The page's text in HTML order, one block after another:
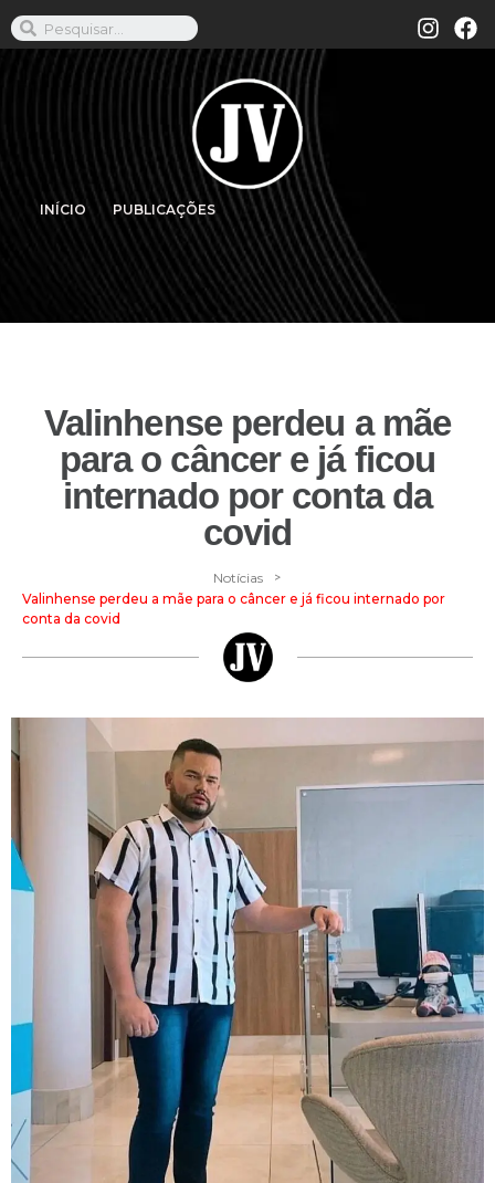
INÍCIO PUBLICAÇÕES
Valinhense perdeu a mãe
para o câncer e já ficou
internado por conta da
covid
Notícias >
Valinhense perdeu a mãe para o câncer e já ficou internado por
conta da covid